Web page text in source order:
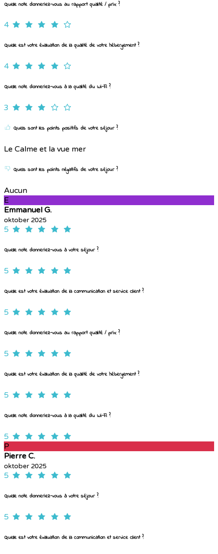
Quelle note donneriez-vous au rapport qualité / prix ?
4
Quelle est votre évaluation de la qualité de votre hébergement ?
4
Quelle note donneriez-vous à la qualité du Wi-Fi ?
3
Quels sont les points positifs de votre séjour ?
Le Calme et la vue mer
Quels sont les points négatifs de votre séjour ?
Aucun
E
Emmanuel G.
oktober 2025
5
Quelle note donneriez-vous à votre séjour ?
5
Quelle est votre évaluation de la communication et service client ?
5
Quelle note donneriez-vous au rapport qualité / prix ?
5
Quelle est votre évaluation de la qualité de votre hébergement ?
5
Quelle note donneriez-vous à la qualité du Wi-Fi ?
5
P
Pierre C.
oktober 2025
5
Quelle note donneriez-vous à votre séjour ?
5
Quelle est votre évaluation de la communication et service client ?